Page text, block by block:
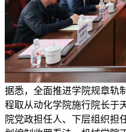
据悉，全面推进学院规章轨
程取从动化学院施行院长于
院党政担任人、下层组织担